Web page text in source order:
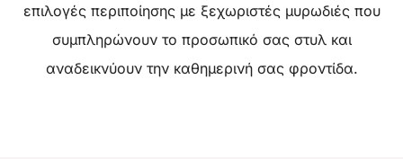
επιλογές περιποίησης με ξεχωριστές μυρωδιές που
συμπληρώνουν το προσωπικό σας στυλ και
αναδεικνύουν την καθημερινή σας φροντίδα.